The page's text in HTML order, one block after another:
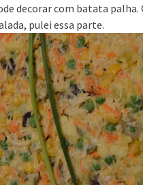
decorar com batata palha.
pulei essa parte.